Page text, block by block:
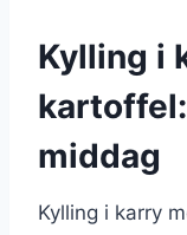
Kylling i
middag
Kylling i karry